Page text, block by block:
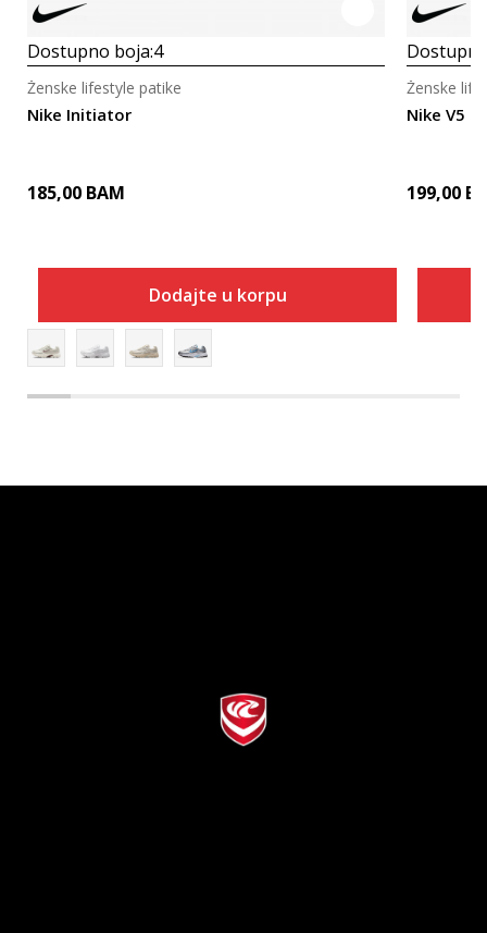
Dostupno boja:4
Nike Initiator
Ženske lifestyle patike
185,00 BAM
Dodajte u korpu
Nike V5
Ženske
199,00